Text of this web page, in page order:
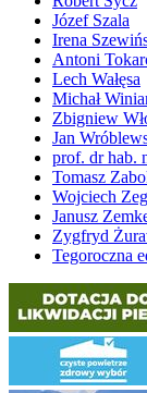
Józef Szala
Irena
Antoni
Lech Wałęsa
Michał
Zbigniew
Jan
prof. dr hab.
Tomasz
Wojciech
Janusz
Zygfryd
Tegoroczna